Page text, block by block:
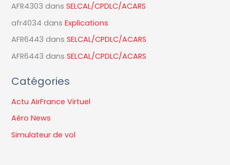
AFR4303 dansSELCAL/CPDLC/ACARS
afr4034 dansExplications
AFR6443 dansSELCAL/CPDLC/ACARS
AFR6443 dansSELCAL/CPDLC/ACARS
Catégories
Actu AirFrance Virtuel
Aéro News
Simulateur de vol